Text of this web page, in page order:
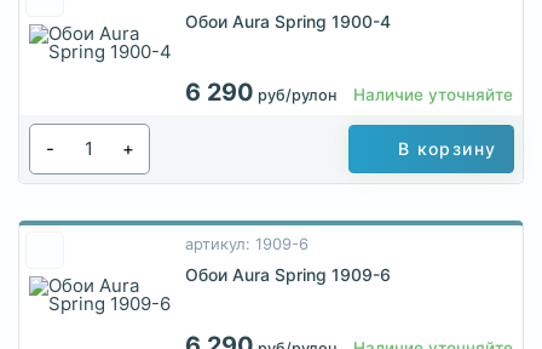
Обои Aura Spring 1900-4
6 290 руб/рулон Наличие уточняйте
- + В корзину
артикул: 1909-6
Обои Aura Spring 1909-6